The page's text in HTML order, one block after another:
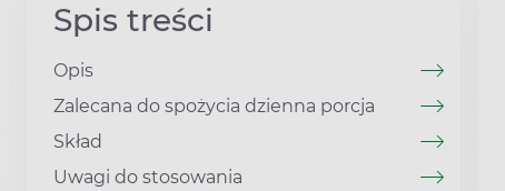
Spis treści
Opis
Zalecana do spożycia dzienna porcja
Skład
Uwagi do stosowania